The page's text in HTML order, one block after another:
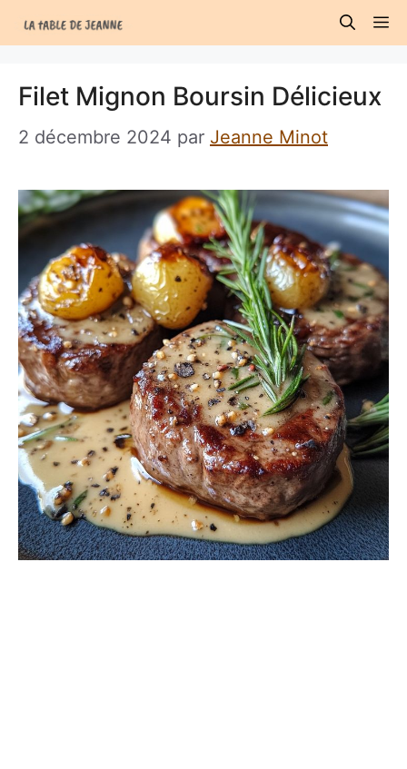
au
Filet Mignon Boursin Délicieux
2 décembre 2024 par Jeanne Minot